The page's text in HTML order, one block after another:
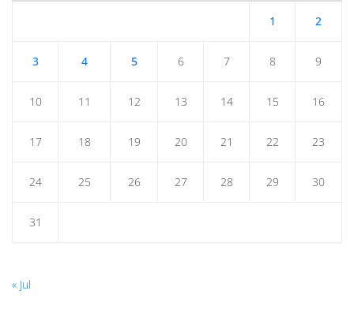
1 2
3 4 5 6 7 8 9
10 11 12 13 14 15 16
17 18 19 20 21 22 23
24 25 26 27 28 29 30
31
« Jul